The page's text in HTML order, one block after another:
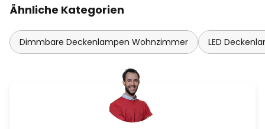
Ähnliche Kategorien
Dimmbare Deckenlampen Wohnzimmer LED